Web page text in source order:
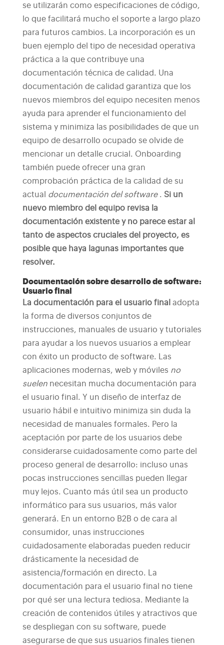
se utilizarán como especificaciones de código,
lo que facilitará mucho el soporte a largo plazo
para futuros cambios.
La incorporación es un
buen ejemplo del tipo de necesidad operativa
práctica a la que contribuye una
documentación técnica de calidad. Una
documentación de calidad garantiza que los
nuevos miembros del equipo necesiten menos
ayuda para aprender el funcionamiento del
sistema y minimiza las posibilidades de que un
equipo de desarrollo ocupado se olvide de
mencionar un detalle crucial. Onboarding
también puede ofrecer una gran
comprobación práctica de la calidad de su
actual documentación del software . Si un
nuevo miembro del equipo revisa la
documentación existente y no parece estar al
tanto de aspectos cruciales del proyecto, es
posible que haya lagunas importantes que
resolver.
Documentación sobre desarrollo de software:
Usuario final
La documentación para el usuario final adopta
la forma de diversos conjuntos de
instrucciones, manuales de usuario y tutoriales
para ayudar a los nuevos usuarios a emplear
con éxito un producto de software.
Las
aplicaciones modernas, web y móviles no
suelen necesitan mucha documentación para
el usuario final. Y un diseño de interfaz de
usuario hábil e intuitivo minimiza sin duda la
necesidad de manuales formales. Pero la
aceptación por parte de los usuarios debe
considerarse cuidadosamente como parte del
proceso general de desarrollo: incluso unas
pocas instrucciones sencillas pueden llegar
muy lejos. Cuanto más útil sea un producto
informático para sus usuarios, más valor
generará. En un entorno B2B o de cara al
consumidor, unas instrucciones
cuidadosamente elaboradas pueden reducir
drásticamente la necesidad de
asistencia/formación en directo.
La
documentación para el usuario final no tiene
por qué ser una lectura tediosa. Mediante la
creación de contenidos útiles y atractivos que
se despliegan con su software, puede
asegurarse de que sus usuarios finales tienen